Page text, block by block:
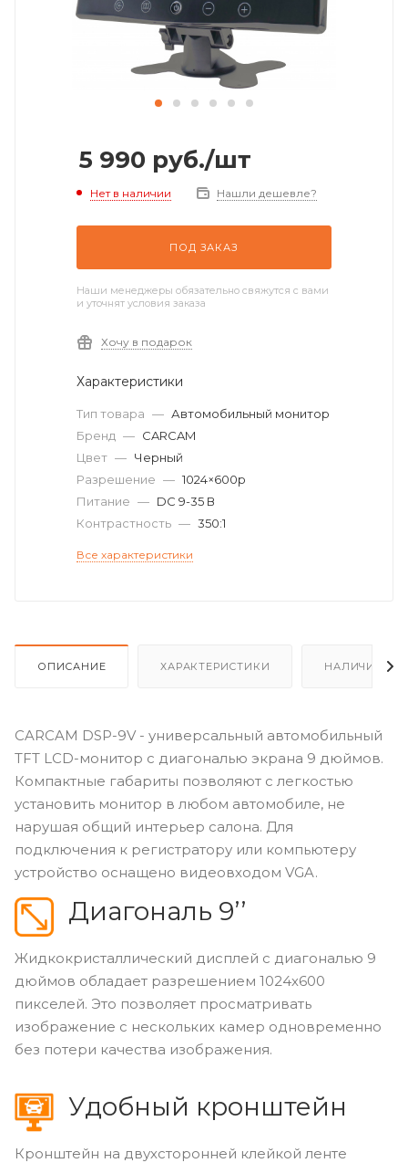
5 990 руб./шт
Нет в наличии Нашли дешевле?
ПОД ЗАКАЗ
Наши менеджеры обязательно свяжутся с вами
и уточнят условия заказа
Хочу в подарок
Характеристики
Тип товара — Автомобильный монитор
Бренд — CARCAM
Цвет — Черный
Разрешение — 1024×600p
Питание — DC 9-35 В
Контрастность — 350:1
Все характеристики
ОПИСАНИЕ ХАРАКТЕРИСТИКИ НАЛИЧИЕ
CARCAM DSP-9V - универсальный автомобильный
TFT LCD-монитор с диагональю экрана 9 дюймов.
Компактные габариты позволяют с легкостью
установить монитор в любом автомобиле, не
нарушая общий интерьер салона. Для
подключения к регистратору или компьютеру
устройство оснащено видеовходом VGA.
Диагональ 9’’
Жидкокристаллический дисплей с диагональю 9
дюймов обладает разрешением 1024х600
пикселей. Это позволяет просматривать
изображение с нескольких камер одновременно
без потери качества изображения.
Удобный кронштейн
Кронштейн на двухсторонней клейкой ленте